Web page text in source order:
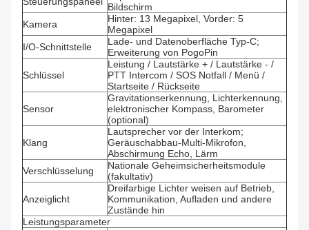
Bildschirm
Kamera
Hinter: 13 Megapixel, Vorder: 5
Megapixel
I/O-Schnittstelle
Lade- und Datenoberfläche Typ-C;
Erweiterung von PogoPin
Schlüssel
Leistung / Lautstärke + / Lautstärke - /
PTT Intercom / SOS Notfall / Menü /
Startseite / Rückseite
Sensor
Gravitationserkennung, Lichterkennung,
elektronischer Kompass, Barometer
(optional)
Klang
Lautsprecher vor der Interkom;
Geräuschabbau-Multi-Mikrofon,
Abschirmung Echo, Lärm
Verschlüsselung
Nationale Geheimsicherheitsmodule
(fakultativ)
Anzeiglicht
Dreifarbige Lichter weisen auf Betrieb,
Kommunikation, Aufladen und andere
Zustände hin
Leistungsparameter